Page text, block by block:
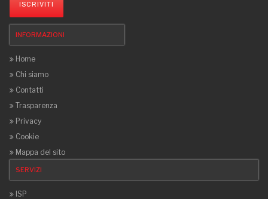
ISCRIVITI
INFORMAZIONI
Home
Chi siamo
Contatti
Trasparenza
Privacy
Cookie
Mappa del sito
SERVIZI
ISP